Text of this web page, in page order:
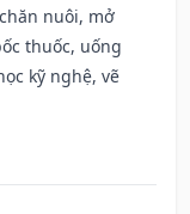
nuôi, mở
thuốc, uống
kỹ nghệ, vẽ